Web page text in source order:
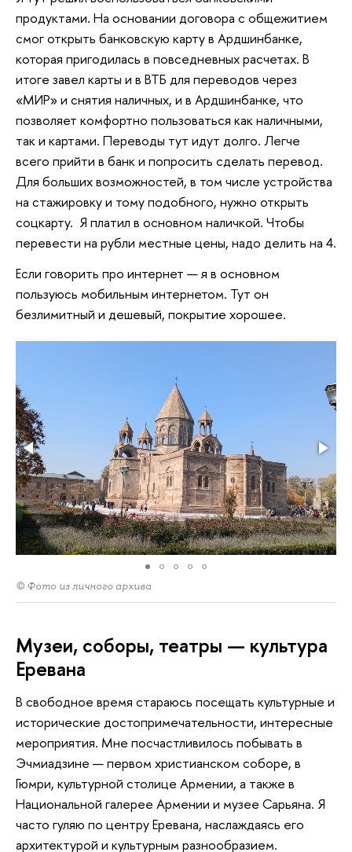
продуктами. На основании договора с общежитием
смог открыть банковскую карту в Ардшинбанке,
которая пригодилась в повседневных расчетах. В
итоге завел карты и в ВТБ для переводов через
«МИР» и снятия наличных, и в Ардшинбанке, что
позволяет комфортно пользоваться как наличными,
так и картами. Переводы тут идут долго. Легче
всего прийти в банк и попросить сделать перевод.
Для больших возможностей, в том числе устройства
на стажировку и тому подобного, нужно открыть
соцкарту. Я платил в основном наличкой. Чтобы
перевести на рубли местные цены, надо делить на 4.
Если говорить про интернет — я в основном
пользуюсь мобильным интернетом. Тут он
безлимитный и дешевый, покрытие хорошее.
© Фото из личного архива
Музеи, соборы, театры — культура
Еревана
В свободное время стараюсь посещать культурные и
исторические достопримечательности, интересные
мероприятия. Мне посчастливилось побывать в
Эчмиадзине — первом христианском соборе, в
Гюмри, культурной столице Армении, а также в
Национальной галерее Армении и музее Сарьяна. Я
часто гуляю по центру Еревана, наслаждаясь его
архитектурой и культурным разнообразием.